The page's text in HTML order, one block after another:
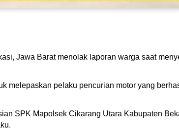
Jawa Barat menolak laporan warga saat
melepaskan pelaku pencurian motor yang
SPK Mapolsek Cikarang Utara Kabupaten